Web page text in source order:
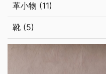
革小物 (11)
靴 (5)